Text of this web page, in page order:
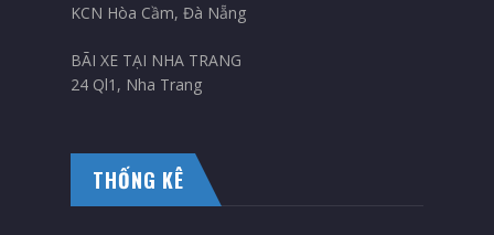
KCN Hòa Cầm, Đà Nẵng
BÃI XE TẠI NHA TRANG
24 Ql1, Nha Trang
THỐNG KÊ